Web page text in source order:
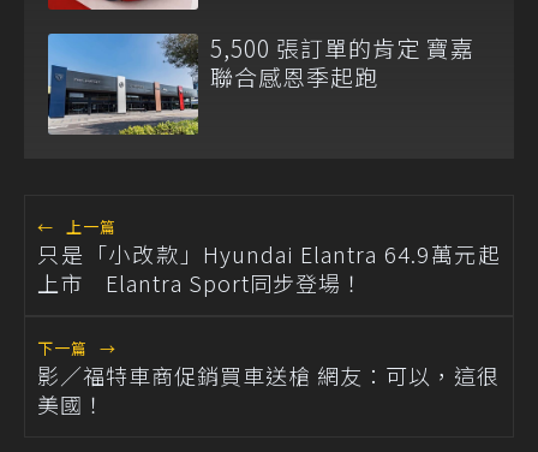
5,500 張訂單的肯定 寶嘉
聯合感恩季起跑
← 上一篇
只是「小改款」Hyundai Elantra 64.9萬元起
上市 Elantra Sport同步登場！
下一篇 →
影／福特車商促銷買車送槍 網友：可以，這很
美國！